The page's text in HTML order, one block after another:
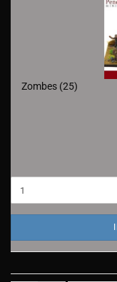
Zombes (25)